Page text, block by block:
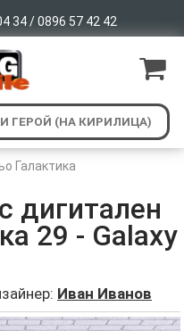
34 / 0896 57 42 42
Галактика
дигитален
29 - Galaxy
Иван Иванов